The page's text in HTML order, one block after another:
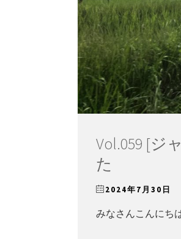
Vol.059 [ジ
た
2024年7月30日
みなさんこんにち